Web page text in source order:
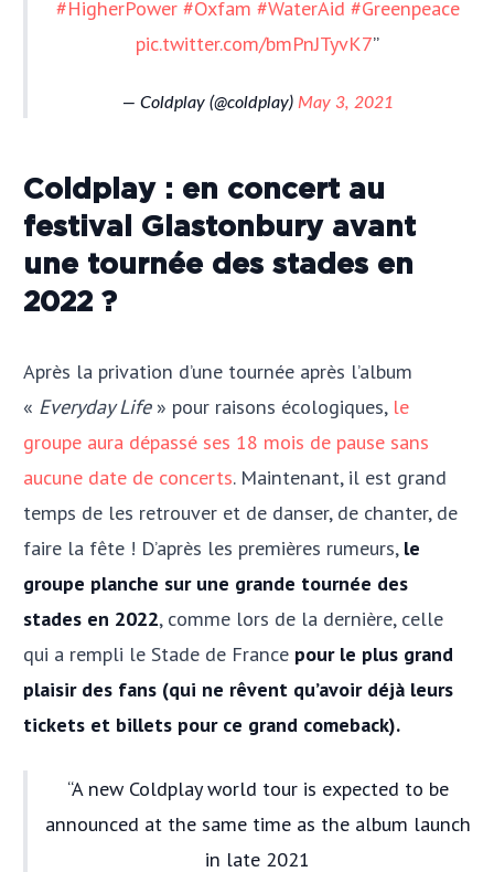
#HigherPower #Oxfam #WaterAid #Greenpeace
pic.twitter.com/bmPnJTyvK7
— Coldplay (@coldplay) May 3, 2021
Coldplay : en concert au
festival Glastonbury avant
une tournée des stades en
2022 ?
Après la privation d’une tournée après l’album
« Everyday Life» pour raisons écologiques, le
groupe aura dépassé ses 18 mois de pause sans
aucune date de concerts. Maintenant, il est grand
temps de les retrouver et de danser, de chanter, de
faire la fête ! D’après les premières rumeurs, le
groupe planche sur une grande tournée des
stades en 2022, comme lors de la dernière, celle
qui a rempli le Stade de France pour le plus grand
plaisir des fans (qui ne rêvent qu’avoir déjà leurs
tickets et billets pour ce grand comeback).
A new Coldplay world tour is expected to be
announced at the same time as the album launch
in late 2021